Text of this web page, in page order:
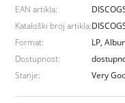
EAN artikla:
Kataloški broj artikla:
Format:
Dostupnost:
Stanje:
LP,
Very